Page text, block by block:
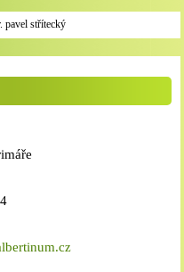
pavel střítecký